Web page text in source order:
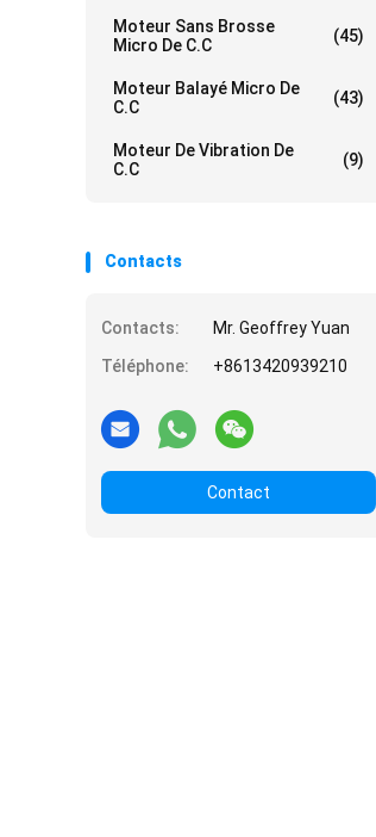
Moteur Sans Brosse
Micro De C.C
(45)
Moteur Balayé Micro De
C.C
(43)
Moteur De Vibration De
C.C
(9)
Contacts
Contacts:
Mr. Geoffrey Yuan
Téléphone:
+8613420939210
Contact